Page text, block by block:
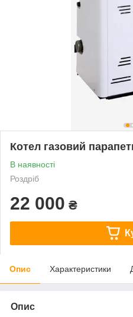
Котел газовий
В наявності
Роздріб
22 000 ₴
Опис Характеристики
Опис